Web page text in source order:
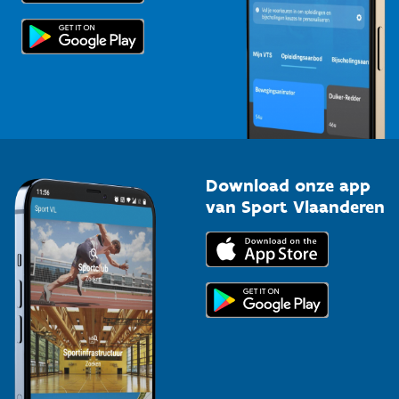
Topsporters
Download onze app
van Sport Vlaanderen